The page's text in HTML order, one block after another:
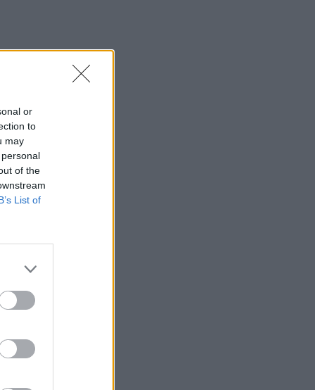
or
to
may
of the
List of